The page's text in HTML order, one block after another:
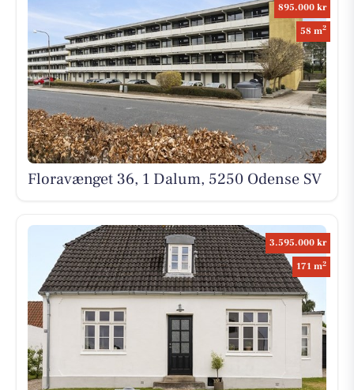
895.000 kr
58 m2
Floravænget 36, 1 Dalum, 5250 Odense SV
3.595.000 kr
171 m2